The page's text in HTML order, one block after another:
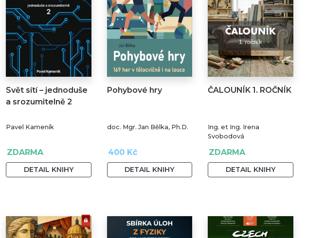
Svět sítí – jednoduše
a srozumitelně 2
Pavel Kameník
ZDARMA
DETAIL KNIHY
Pohybové hry
doc. Mgr. Jan Bělka, Ph.D.
400 Kč
DETAIL KNIHY
ČALOUNÍK 1. ROČNÍK
Ing. et Ing. Irena
Svobodová
ZDARMA
DETAIL KNIHY